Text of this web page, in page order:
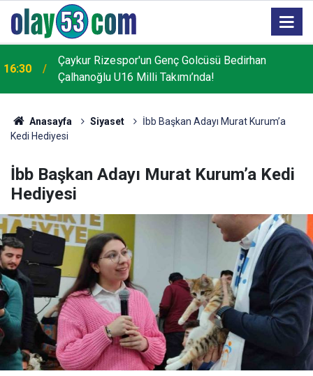
15:57
Salah'ı ilk kez görüp telefonla görüntüsünü çekip "O
ne bilama bişe" diyen teyzeler o anları anlattı
Anasayfa Siyaset
İbb Başkan Adayı Murat Kurum’a
Kedi Hediyesi
İbb Başkan Adayı Murat Kurum’a Kedi
Hediyesi